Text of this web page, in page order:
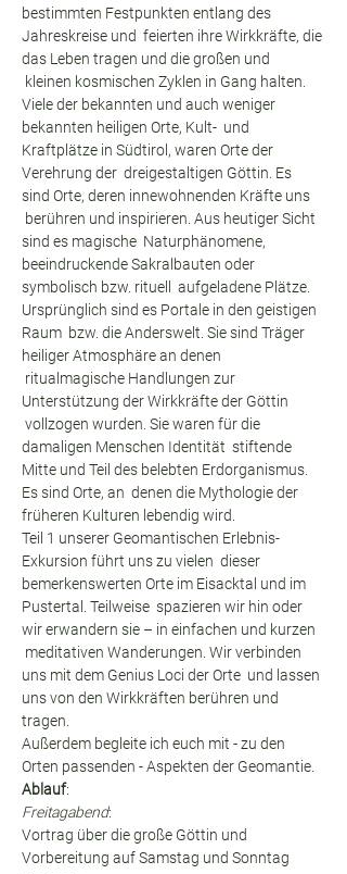
bestimmten Festpunkten entlang des
Jahreskreise und  feierten ihre Wirkkräfte, die
das Leben tragen und die großen und
kleinen kosmischen Zyklen in Gang halten.
Viele der bekannten und auch weniger
bekannten heiligen Orte, Kult-  und
Kraftplätze in Südtirol, waren Orte der
Verehrung der  dreigestaltigen Göttin. Es
sind Orte, deren innewohnenden Kräfte uns
berühren und inspirieren. Aus heutiger Sicht
sind es magische  Naturphänomene,
beeindruckende Sakralbauten oder
symbolisch bzw. rituell  aufgeladene Plätze.
Ursprünglich sind es Portale in den geistigen
Raum  bzw. die Anderswelt. Sie sind Träger
heiliger Atmosphäre an denen
ritualmagische Handlungen zur
Unterstützung der Wirkkräfte der Göttin
vollzogen wurden. Sie waren für die
damaligen Menschen Identität  stiftende
Mitte und Teil des belebten Erdorganismus.
Es sind Orte, an  denen die Mythologie der
früheren Kulturen lebendig wird.
Teil 1 unserer Geomantischen Erlebnis-
Exkursion führt uns zu vielen  dieser
bemerkenswerten Orte im Eisacktal und im
Pustertal. Teilweise  spazieren wir hin oder
wir erwandern sie – in einfachen und kurzen
meditativen Wanderungen. Wir verbinden
uns mit dem Genius Loci der Orte  und lassen
uns von den Wirkkräften berühren und
tragen.
Außerdem begleite ich euch mit - zu den
Orten passenden - Aspekten der Geomantie.
Ablauf:
Freitagabend:
Vortrag über die große Göttin und
Vorbereitung auf Samstag und Sonntag